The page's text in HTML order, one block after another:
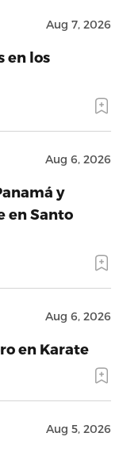
Aug 7, 2026
en los
Aug 6, 2026
y
en Santo
Aug 6, 2026
en Karate
Aug 5, 2026